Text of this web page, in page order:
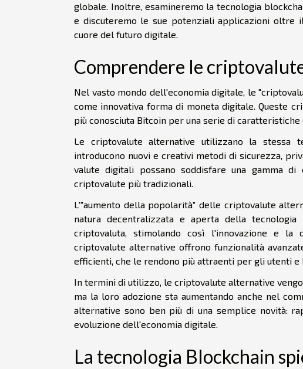
globale. Inoltre, esamineremo la tecnologia
e discuteremo le sue potenziali applicazioni oltre
cuore del futuro digitale.
Comprendere le
Nel vasto mondo dell'economia digitale, le
come innovativa forma di moneta digitale. Queste
più conosciuta Bitcoin per una serie di caratteristiche
Le criptovalute alternative utilizzano la stessa
introducono nuovi e creativi metodi di sicurezza,
valute digitali possano soddisfare una gamma
criptovalute più tradizionali.
L'"aumento della popolarità" delle criptovalute
natura decentralizzata e aperta della
criptovaluta, stimolando così l'innovazione e la
criptovalute alternative offrono funzionalità
efficienti, che le rendono più attraenti per gli utenti e
In termini di utilizzo, le criptovalute alternative
ma la loro adozione sta aumentando anche nel
alternative sono ben più di una semplice novità:
evoluzione dell'economia digitale.
La tecnologia Blockchain